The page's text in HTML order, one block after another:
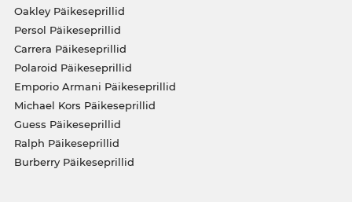
Oakley Päikeseprillid
Persol Päikeseprillid
Carrera Päikeseprillid
Polaroid Päikeseprillid
Emporio Armani Päikeseprillid
Michael Kors Päikeseprillid
Guess Päikeseprillid
Ralph Päikeseprillid
Burberry Päikeseprillid